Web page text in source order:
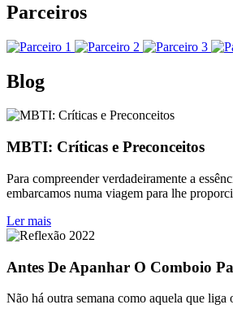
Parceiros
Blog
MBTI: Críticas e Preconceitos
Para compreender verdadeiramente a
embarcamos numa viagem para lhe
Ler mais
Antes De Apanhar O Comboio
Não há outra semana como aquela que